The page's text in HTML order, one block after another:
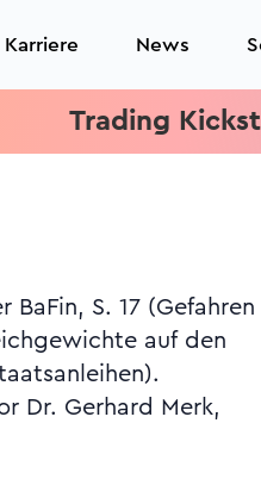
Karriere News
Kickstart:
Dr. Gerhard Merk,